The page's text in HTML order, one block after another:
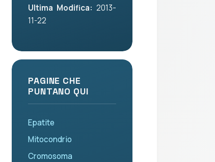
Ultima Modifica: 2013-
11-22
PAGINE CHE
PUNTANO QUI
Epatite
Mitocondrio
Cromosoma